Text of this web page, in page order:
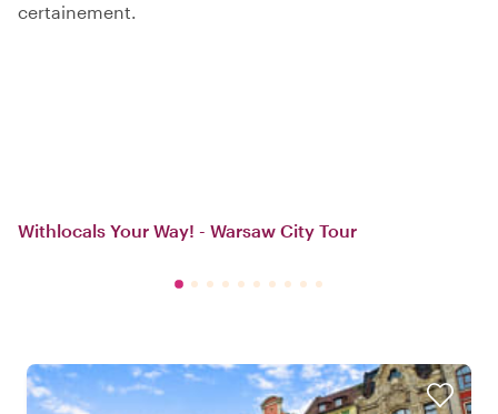
certainement.
Withlocals Your Way! - Warsaw City Tour